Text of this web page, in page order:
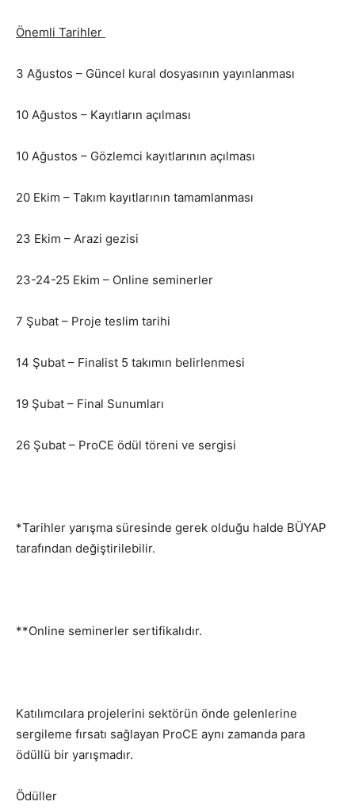
Önemli Tarihler
3 Ağustos – Güncel kural dosyasının yayınlanması
10 Ağustos – Kayıtların açılması
10 Ağustos – Gözlemci kayıtlarının açılması
20 Ekim – Takım kayıtlarının tamamlanması
23 Ekim – Arazi gezisi
23-24-25 Ekim – Online seminerler
7 Şubat – Proje teslim tarihi
14 Şubat – Finalist 5 takımın belirlenmesi
19 Şubat – Final Sunumları
26 Şubat – ProCE ödül töreni ve sergisi
*Tarihler yarışma süresinde gerek olduğu halde BÜYAP
tarafından değiştirilebilir.
**Online seminerler sertifikalıdır.
Katılımcılara projelerini sektörün önde gelenlerine
sergileme fırsatı sağlayan ProCE aynı zamanda para
ödüllü bir yarışmadır.
Ödüller